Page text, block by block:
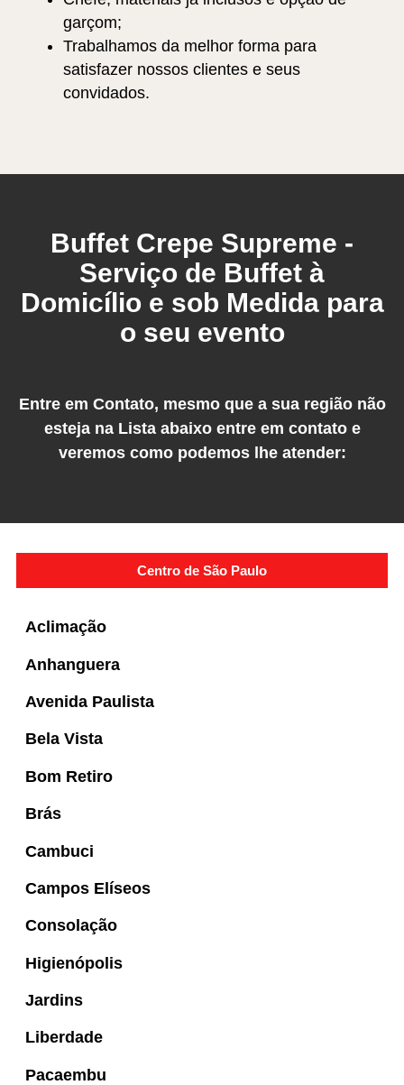
garçom;
Trabalhamos da melhor forma para
satisfazer nossos clientes e seus
convidados.
Buffet Crepe Supreme -
Serviço de Buffet à
Domicílio e sob Medida para
o seu evento
Entre em Contato, mesmo que a sua região não
esteja na Lista abaixo entre em contato e
veremos como podemos lhe atender:
Centro de São Paulo
Aclimação
Anhanguera
Avenida Paulista
Bela Vista
Bom Retiro
Brás
Cambuci
Campos Elíseos
Consolação
Higienópolis
Jardins
Liberdade
Pacaembu